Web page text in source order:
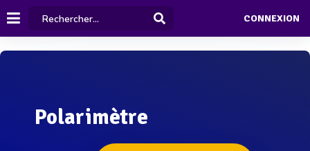
CONNEXION
Polarimètre